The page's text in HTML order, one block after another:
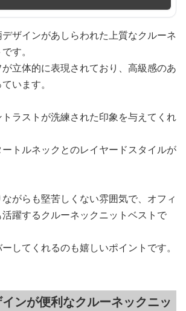
ザインがあしらわれた上質なクルーネ
す。
立体的に表現されており、高級感のあ
います。
ラストが洗練された印象を与えてくれ
トルネックとのレイヤードスタイルが
がらも堅苦しくない雰囲気で、オフィ
躍するクルーネックニットベストで
してくれるのも嬉しいポイントです。
ンが便利なクルーネックニッ